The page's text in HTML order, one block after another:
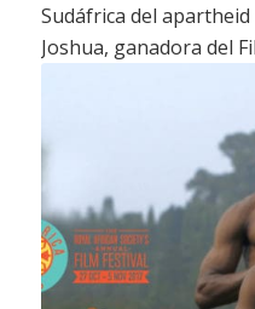
Sudáfrica del
Joshua, ganadora del